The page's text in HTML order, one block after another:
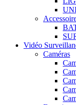
Vidéo
Caméras